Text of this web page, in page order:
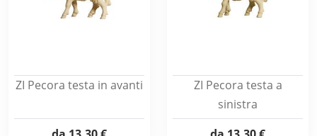
ZI Pecora testa in avanti
ZI Pecora testa a
sinistra